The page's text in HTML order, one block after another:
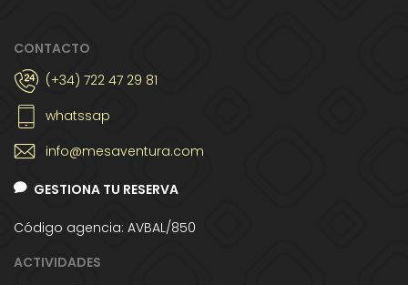
CONTACTO
(+34) 722 47 29 81
whatssap
info@mesaventura.com
GESTIONA TU RESERVA
Código agencia: AVBAL/850
ACTIVIDADES